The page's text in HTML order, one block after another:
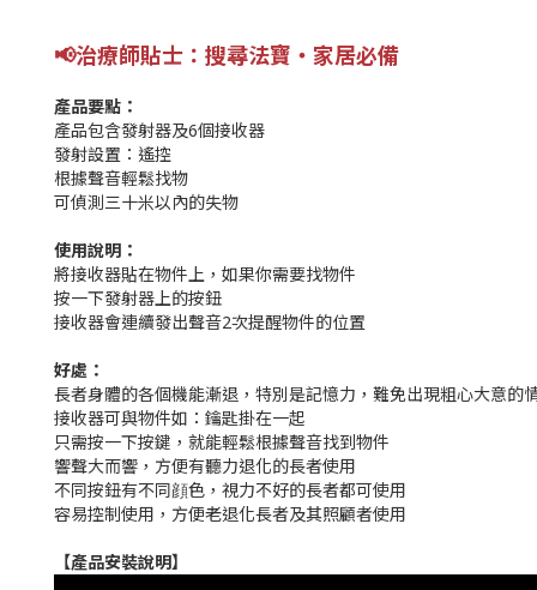
📢治療師貼士 ： 搜尋法寶 ‧家居必備
產品要點：
產品包含發射器及6個接收器
發射設置：遙控
根據聲音輕鬆找物
可偵測三十米以內的失物
使用說明：
將接收器貼在物件上，如果你需要找物件
按一下發射器上的按鈕
接收器會連續發出聲音2次提醒物件的位置
好處：
長者身體的各個機能漸退，特別是記憶力，難免出現粗心大意的
接收器可與物件如：鑰匙掛在一起
只需按一下按鍵，就能輕鬆根據聲音找到物件
響聲大而響，方便有聽力退化的長者使用
不同按鈕有不同顔色，視力不好的長者都可使用
容易控制使用，方便老退化長者及其照顧者使用
【產品安裝說明】